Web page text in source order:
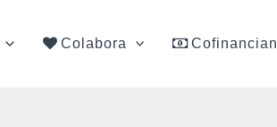
Colabora Cofinancian